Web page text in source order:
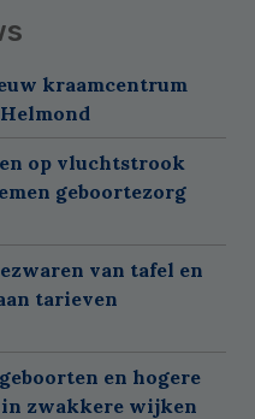
kraamcentrum
op vluchtstrook
geboortezorg
van tafel en
tarieven
en hogere
zwakkere wijken